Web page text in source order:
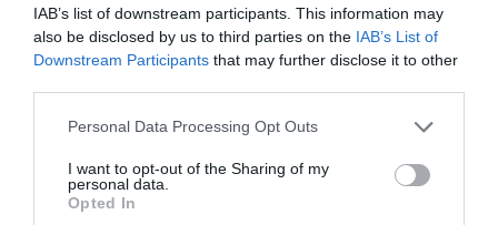
IAB’s list of downstream participants. This information may
also be disclosed by us to third parties on the IAB’s List of
Downstream Participants that may further disclose it to other
Please note that this website/app uses one or more Google
not limited to your visit or usage behaviour. You may click to
grant or deny consent to Google and its third-party tags to
use your data for below specified purposes in below Google
Personal Data Processing Opt Outs
I want to opt-out of the Sharing of my
personal data.
Opted In